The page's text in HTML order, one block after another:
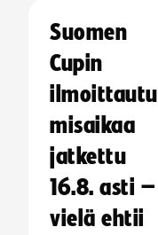
Suomen
Cupin
ilmoittautu
misaikaa
jatkettu
16.8. asti –
vielä ehtii